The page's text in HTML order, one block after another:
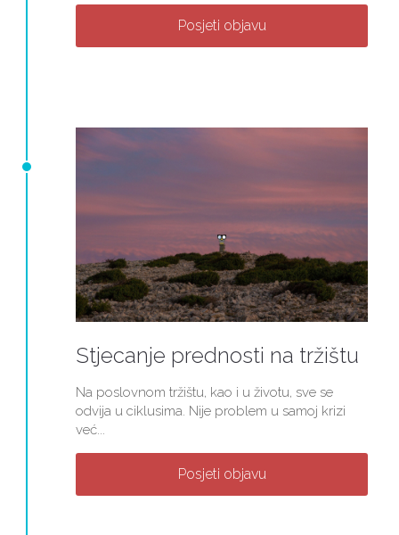
Posjeti objavu
Stjecanje prednosti na tržištu
Na poslovnom tržištu, kao i u životu, sve se
odvija u ciklusima. Nije problem u samoj krizi
već...
Posjeti objavu